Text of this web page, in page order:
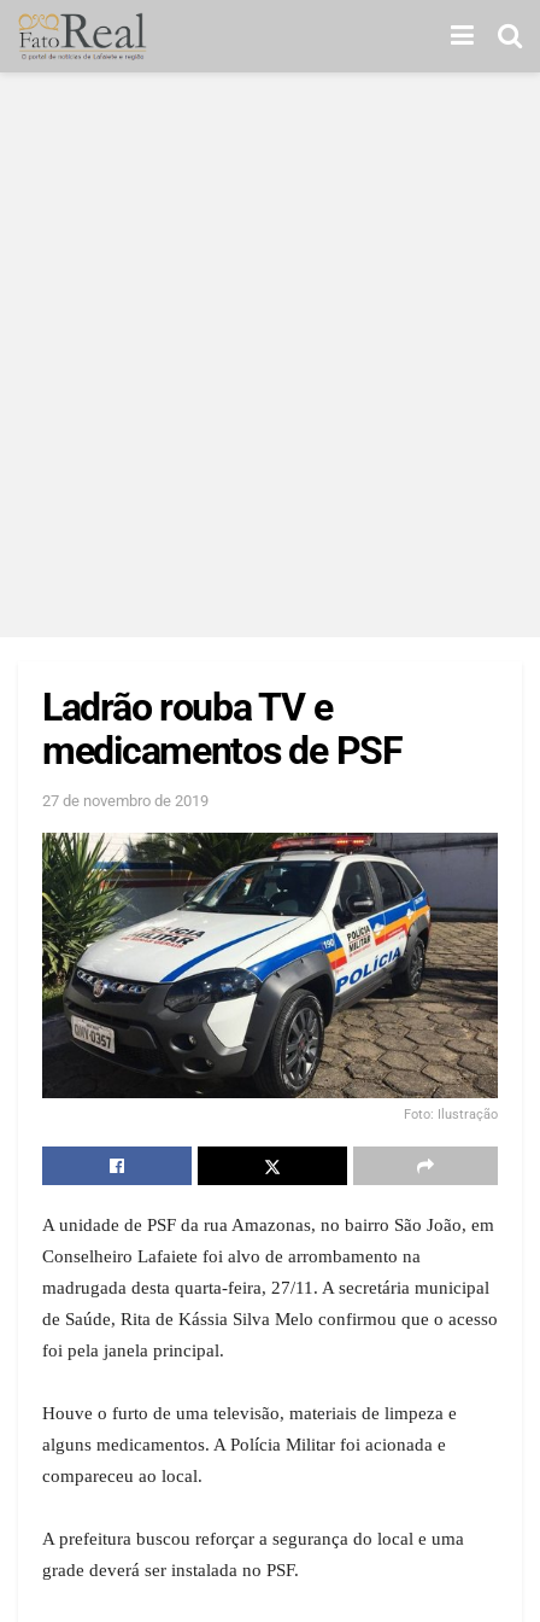
Ladrão rouba TV e
medicamentos de PSF
27 de novembro de 2019
Foto: Ilustração
A unidade de PSF da rua Amazonas, no bairro São João, em
Conselheiro Lafaiete foi alvo de arrombamento na
madrugada desta quarta-feira, 27/11. A secretária municipal
de Saúde, Rita de Kássia Silva Melo confirmou que o acesso
foi pela janela principal.
Houve o furto de uma televisão, materiais de limpeza e
alguns medicamentos. A Polícia Militar foi acionada e
compareceu ao local.
A prefeitura buscou reforçar a segurança do local e uma
grade deverá ser instalada no PSF.